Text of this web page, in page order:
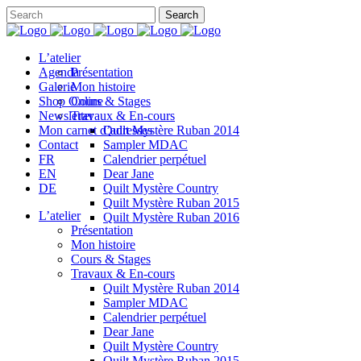
L’atelier
Présentation
Mon histoire
Cours & Stages
Travaux & En-cours
Quilt Mystère Ruban 2014
Sampler MDAC
Calendrier perpétuel
Dear Jane
Quilt Mystère Country
Quilt Mystère Ruban 2015
Quilt Mystère Ruban 2016
Agenda
Galerie
Shop Online
Newsletter
Mon carnet d’adresses
Contact
FR
EN
DE
L’atelier
Présentation
Mon histoire
Cours & Stages
Travaux & En-cours
Quilt Mystère Ruban 2014
Sampler MDAC
Calendrier perpétuel
Dear Jane
Quilt Mystère Country